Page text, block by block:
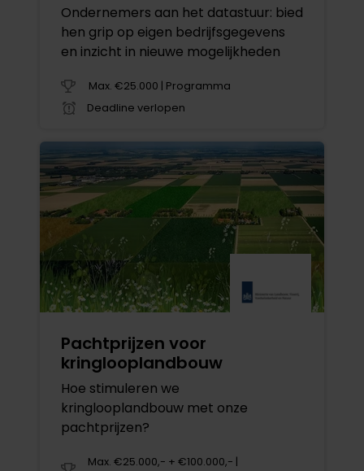
Ondernemers aan het datastuur: bied
hen grip op eigen bedrijfsgegevens
en inzicht in nieuwe mogelijkheden
Max. €25.000 | Programma
Deadline verlopen
Pachtprijzen voor
kringlooplandbouw
Hoe stimuleren we
kringlooplandbouw met onze
pachtprijzen?
Max. €25.000,- + €100.000,- |